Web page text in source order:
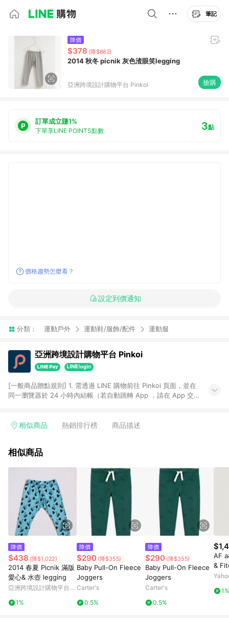
筆記
降價
$378 (降$882)
2014 秋冬 picnik 灰色渣眼笑legging
亞洲跨境設計購物平台 Pinkoi 搶購
訂單成立賺1%
下單享LINE POINTS點數 3點
價格趨勢怎麼看？
設定到價通知
分類： 運動戶外 運動鞋/服飾/配件 運動服
亞洲跨境設計購物平台 Pinkoi
[一般商品贈點規則] 1. 需透過 LINE 購物前往 Pinkoi 頁面，並在
同一瀏覽器於 24 小時內結帳（若自動跳轉 App ，請在 App 交
回饋訂單不得享有 Pinkoi 站方優惠，例如首購優惠，P coins，
行為，不具贈點資格，部分退款不在此限。 6. APP 請更新至
貨後 45 天後發送。 8. 群眾募資商品，禮物卡，開館保證金，補
運費，攤位費等不具贈點資格。 9. LINE 購物站上之商品規格、
顏色、價位、贈品如與 Pinkoi 商品資訊頁及購物車不符，以
Pinkoi 購物商品資訊頁及購物車標示為準。 10. 點數紅包使用規
則請以點數紅包活動說明為準。 11. 若於 LINE 購物前往 Pinkoi
頁面後才首次下載 Pinkoi APP 並完成訂單，不符合導購資格；承
上，首次下載 Pinkoi APP 後，需透過 LINE 購物前往 Pinkoi 頁
相似商品 熱銷排行榜 商品描述
相似商品
降價
$438 (降$1,022)
2014 春夏 Picnik 滿版
愛心& 水壺 legging
亞洲跨境設計購物平台
1%
降價
$290 (降$355)
Baby Pull-On Fleece
Joggers
Carter's
0.5%
降價
$290 (降$355)
Baby Pull-On Fleece
Joggers
Carter's
0.5%
AF
&
1%